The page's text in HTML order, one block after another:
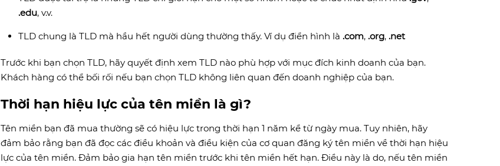
.edu, v.v.
TLD chung là TLD mà hầu hết người dùng thường thấy. Ví dụ điển hình là .com, .org, .net
Trước khi bạn chọn TLD, hãy quyết định xem TLD nào phù hợp với mục đích kinh doanh của bạn.
Khách hàng có thể bối rối nếu bạn chọn TLD không liên quan đến doanh nghiệp của bạn.
Thời hạn hiệu lực của tên miền là gì?
Tên miền bạn đã mua thường sẽ có hiệu lực trong thời hạn 1 năm kể từ ngày mua. Tuy nhiên, hãy
đảm bảo rằng bạn đã đọc các điều khoản và điều kiện của cơ quan đăng ký tên miền về thời hạn hiệu
lực của tên miền. Đảm bảo gia hạn tên miền trước khi tên miền hết hạn. Điều này là do, nếu tên miền